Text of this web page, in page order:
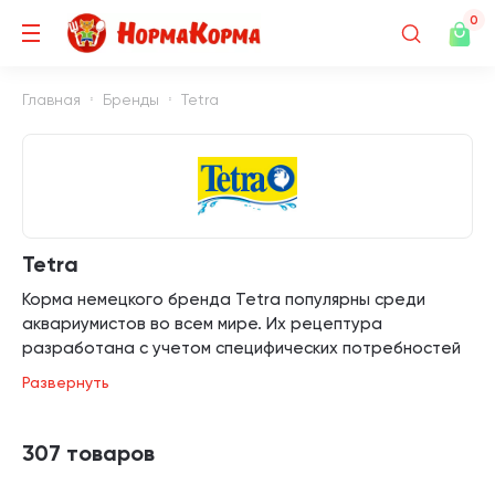
0
Главная Бренды Tetra
Tetra
Корма немецкого бренда Tetra популярны среди
аквариумистов во всем мире. Их рецептура
разработана с учетом специфических потребностей
различных видов рыб. Существуют следующие
линейки кормов Tetra: хлопья. Они подходят для рыб,
дне. При намокании не загрязняют воду. Имеют
длительный срок хранения; чипсы. Такой корм
Развернуть
307 товаров